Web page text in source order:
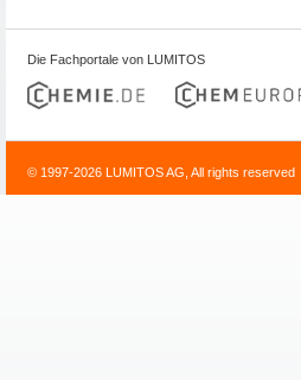
Die Fachportale von LUMITOS
© 1997-2026 LUMITOS AG, All rights reserved